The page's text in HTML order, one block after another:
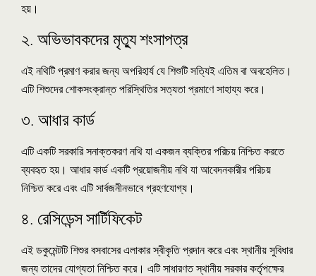
হয়।
২. অভিভাবকদের মৃত্যু শংসাপত্র
এই নথিটি প্রমাণ করার জন্য অপরিহার্য যে শিশুটি সত্যিই এতিম বা অবহেলিত।
এটি শিশুদের শোকসংক্রান্ত পরিস্থিতির সত্যতা প্রমাণে সাহায্য করে।
৩. আধার কার্ড
এটি একটি সরকারি সনাক্তকরণ নথি যা একজন ব্যক্তির পরিচয় নিশ্চিত করতে
ব্যবহৃত হয়। আধার কার্ড একটি প্রয়োজনীয় নথি যা আবেদনকারীর পরিচয়
নিশ্চিত করে এবং এটি সার্বজনীনভাবে গ্রহণযোগ্য।
৪. রেসিডেন্স সার্টিফিকেট
এই ডকুমেন্টটি শিশুর বসবাসের এলাকার স্বীকৃতি প্রদান করে এবং স্থানীয় সুবিধার
জন্য তাদের যোগ্যতা নিশ্চিত করে। এটি সাধারণত স্থানীয় সরকার কর্তৃপক্ষের